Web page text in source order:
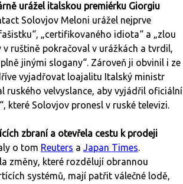
urážel italskou premiérku Giorgiu
Solovjov Meloni urážel nejprve
„certifikovaného idiota“ a „zlou
ruštině pokračoval v urážkách a tvrdil,
jinými slogany“. Zároveň ji obvinil i ze
vyjadřovat loajalitu Italský ministr
ruského velvyslance, aby vyjádřil oficiální
které Solovjov pronesl v ruské televizi.
zbraní a otevřela cestu k prodeji
o tom Reuters a Japan Times.
změny, které rozdělují obrannou
systémů, mají patřit válečné lodě,